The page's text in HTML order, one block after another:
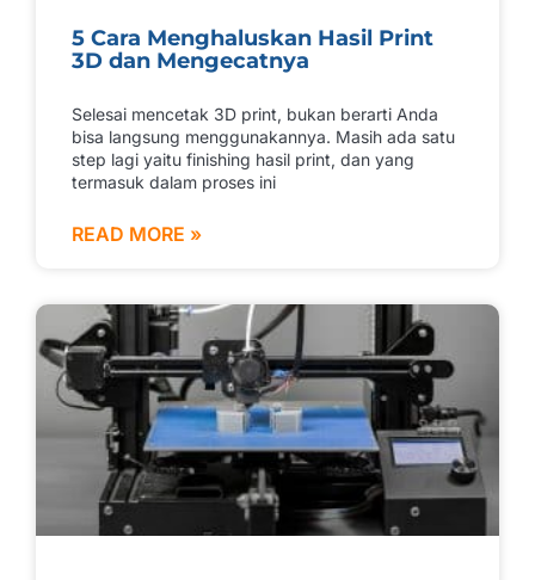
5 Cara Menghaluskan Hasil Print
3D dan Mengecatnya
Selesai mencetak 3D print, bukan berarti Anda
bisa langsung menggunakannya. Masih ada satu
step lagi yaitu finishing hasil print, dan yang
termasuk dalam proses ini
READ MORE »